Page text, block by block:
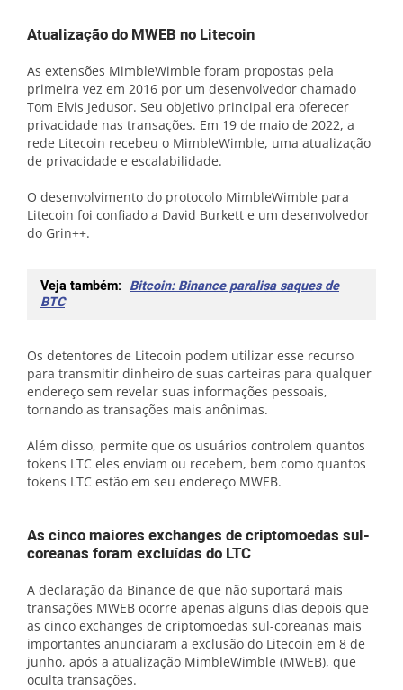
Atualização do MWEB no Litecoin
As extensões MimbleWimble foram propostas pela
primeira vez em 2016 por um desenvolvedor chamado
Tom Elvis Jedusor. Seu objetivo principal era oferecer
privacidade nas transações. Em 19 de maio de 2022, a
rede Litecoin recebeu o MimbleWimble, uma atualização
de privacidade e escalabilidade.
O desenvolvimento do protocolo MimbleWimble para
Litecoin foi confiado a David Burkett e um desenvolvedor
do Grin++.
Veja também: Bitcoin: Binance paralisa saques de
BTC
Os detentores de Litecoin podem utilizar esse recurso
para transmitir dinheiro de suas carteiras para qualquer
endereço sem revelar suas informações pessoais,
tornando as transações mais anônimas.
Além disso, permite que os usuários controlem quantos
tokens LTC eles enviam ou recebem, bem como quantos
tokens LTC estão em seu endereço MWEB.
As cinco maiores exchanges de criptomoedas sul-
coreanas foram excluídas do LTC
A declaração da Binance de que não suportará mais
transações MWEB ocorre apenas alguns dias depois que
as cinco exchanges de criptomoedas sul-coreanas mais
importantes anunciaram a exclusão do Litecoin em 8 de
junho, após a atualização MimbleWimble (MWEB), que
oculta transações.